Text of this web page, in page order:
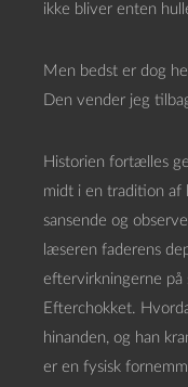
ikke bliver enten
Men bedst er dog
Den vender jeg
Historien fortælles
midt i en tradition af
sansende og
læseren faderens
eftervirkningerne på
Efterchokket.
hinanden, og han
er en fysisk